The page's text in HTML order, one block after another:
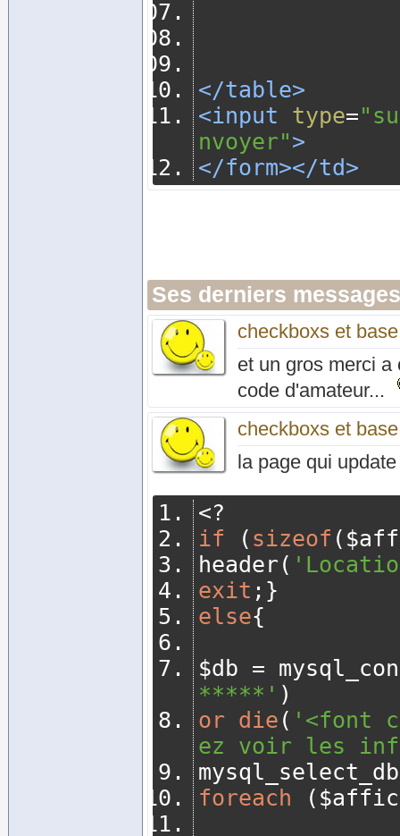
</table>
<input
type=
nvoyer">
</form></td>
Ses derniers
checkboxs et
et un gros merci
code d'amateur...
checkboxs et
la page qui
<?
if
( sizeof (
header (
exit ;}
else{
$db =
*****' )
or die ( '<font
ez voir les
mysql_select_db
foreach
(